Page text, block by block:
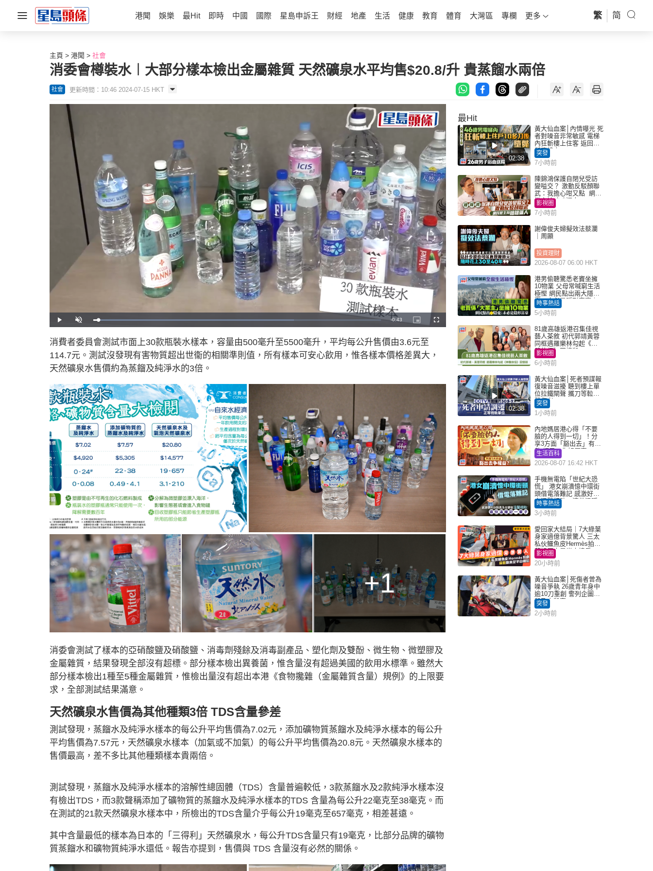
港聞 娛樂 最Hit 即時 中國 國際 星島申訴王 財經 地產 生活 健康 教育 體育 大灣區 專欄 更多 繁 简
主頁 港聞 社會
消委會樽裝水︱大部分樣本檢出金屬雜質 天然礦泉水平均售$20.8/升 貴蒸餾水兩倍
社會 更新時間：10:46 2024-07-15 HKT
P
l
y
U
n
t
e
L
o
e
d
:
6
9
.
7
R
g
T
i
m
e
-0:43
P
i
u
r
e
-
c
F
u
消費者委員會測試市面上30款瓶裝水樣本，容量由500毫升至5500毫升，平均每公升售價由3.6元至
114.7元。測試沒發現有害物質超出世衞的相關準則值，所有樣本可安心飲用，惟各樣本價格差異大，
天然礦泉水售價約為蒸餾及純淨水的3倍。
+1
消委會測試了樣本的亞硝酸鹽及硝酸鹽、消毒劑殘餘及消毒副產品、塑化劑及雙酚、微生物、微塑膠及
金屬雜質，結果發現全部沒有超標。部分樣本檢出異養菌，惟含量沒有超過美國的飲用水標準。雖然大
部分樣本檢出1種至5種金屬雜質，惟檢出量沒有超出本港《食物攙雜（金屬雜質含量）規例》的上限要
求，全部測試結果滿意。
天然礦泉水售價為其他種類3倍 TDS含量參差
測試發現，蒸餾水及純淨水樣本的每公升平均售價為7.02元，添加礦物質蒸餾水及純淨水樣本的每公升
平均售價為7.57元，天然礦泉水樣本（加氣或不加氣）的每公升平均售價為20.8元。天然礦泉水樣本的
售價最高，差不多比其他種類樣本貴兩倍。
測試發現，蒸餾水及純淨水樣本的溶解性總固體（TDS）含量普遍較低，3款蒸餾水及2款純淨水樣本沒
有檢出TDS，而3款聲稱添加了礦物質的蒸餾水及純淨水樣本的TDS 含量為每公升22毫克至38毫克。而
在測試的21款天然礦泉水樣本中，所檢出的TDS含量介乎每公升19毫克至657毫克，相差甚遠。
其中含量最低的樣本為日本的「三得利」天然礦泉水，每公升TDS含量只有19毫克，比部分品牌的礦物
質蒸餾水和礦物質純淨水還低。報告亦提到，售價與 TDS 含量沒有必然的關係。
最Hit
02:38
黃大仙血案│內情曝光 死
者對噪音非常敏感 電梯
內狂斬樓上住客 返回住
所墮樓亡
突發
7小時前
陳錦鴻保護自閉兒受訪
變嗌交？ 激動反駁顏聯
武：我擔心咁又點 網民
批主持咄咄逼人
影視圈
7小時前
謝偉俊夫婦擬效法蔡瀾
｜周顯
投資理財
2026-08-07 06:00 HKT
港男偷聽驚悉老竇坐擁
10物業 父母常喊窮生活
極慳 網民點出兩大隱
憂：未必是隱形富豪｜
Juicy叮
時事熱話
5小時前
81歲高雄返港召集佳視
藝人茶敘 初代郭靖黃蓉
同框遇羅樂林勾起《神
鵰俠侶》回憶殺
影視圈
6小時前
02:38
黃大仙血案│死者預謀報
復噪音滋擾 聽到樓上單
位拉鐵閘聲 攜刀等𨋢伏
擊傷者
突發
1小時前
內地媽居港心得「不要
臉的人得到一切」！分
享3方面「豁出去」有著
數 網民：你好厲害
生活百科
2026-08-07 16:42 HKT
手機無電陷「世紀大恐
慌」 港女崩潰憶中環街
頭借電落難記 感激好心
人溫馨相助：這份溫暖
記一輩子｜Juicy叮
時事熱話
3小時前
愛回家大結局｜7大綠葉
身家過億背景驚人 三太
私伙鱷魚皮Hermès拍劇
蘇姐原來是半山樓后
影視圈
20小時前
黃大仙血案│死傷者曾為
噪音爭執 26歲青年身中
逾10刀重創 警列企圖謀
殺及自殺案
突發
2小時前